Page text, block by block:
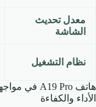
معدل تحديث
الشاشة
نظام التشغيل
الأداء والكفاءة